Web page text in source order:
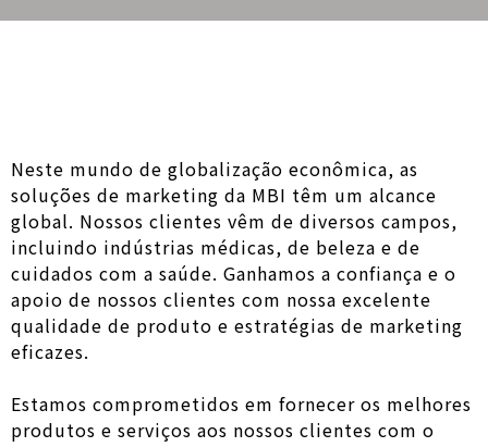
Neste mundo de globalização econômica, as
soluções de marketing da MBI têm um alcance
global. Nossos clientes vêm de diversos campos,
incluindo indústrias médicas, de beleza e de
cuidados com a saúde. Ganhamos a confiança e o
apoio de nossos clientes com nossa excelente
qualidade de produto e estratégias de marketing
eficazes.
Estamos comprometidos em fornecer os melhores
produtos e serviços aos nossos clientes com o